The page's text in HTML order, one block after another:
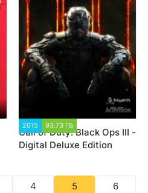
2015 93.73 ГБ
Call of Duty: Black Ops III -
Digital Deluxe Edition
4 5
6